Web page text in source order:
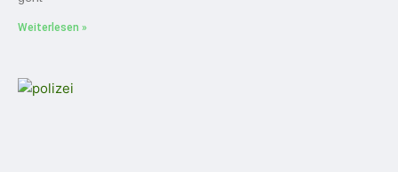
Weiterlesen »